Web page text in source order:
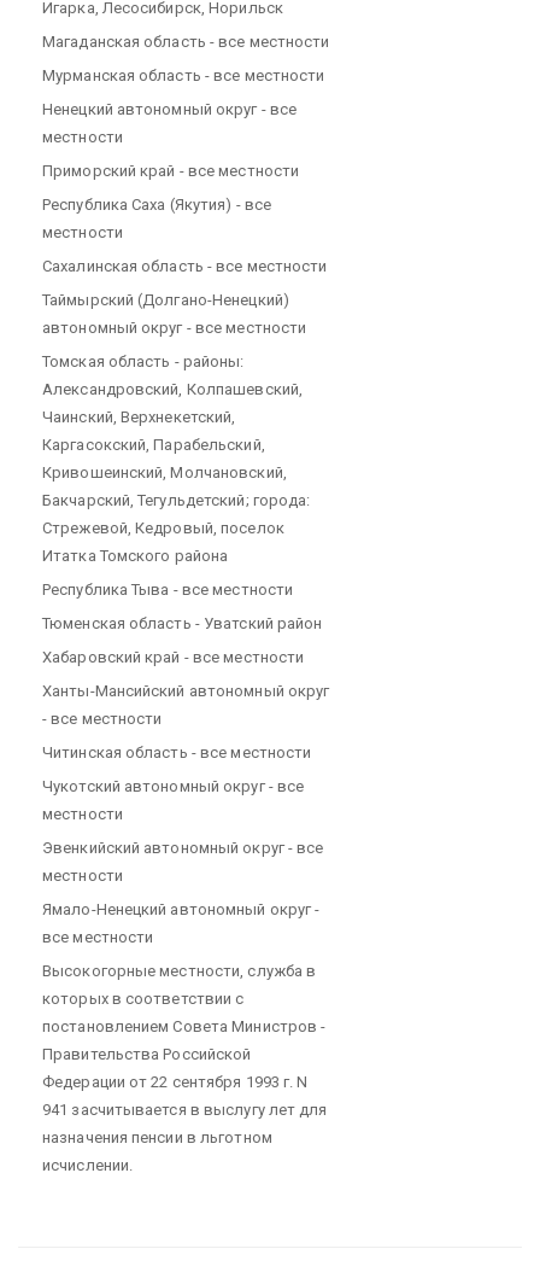
Игарка, Лесосибирск, Норильск
Магаданская область - все местности
Мурманская область - все местности
Ненецкий автономный округ - все
местности
Приморский край - все местности
Республика Саха (Якутия) - все
местности
Сахалинская область - все местности
Таймырский (Долгано-Ненецкий)
автономный округ - все местности
Томская область - районы:
Александровский, Колпашевский,
Чаинский, Верхнекетский,
Каргасокский, Парабельский,
Кривошеинский, Молчановский,
Бакчарский, Тегульдетский; города:
Стрежевой, Кедровый, поселок
Итатка Томского района
Республика Тыва - все местности
Тюменская область - Уватский район
Хабаровский край - все местности
Ханты-Мансийский автономный округ
- все местности
Читинская область - все местности
Чукотский автономный округ - все
местности
Эвенкийский автономный округ - все
местности
Ямало-Ненецкий автономный округ -
все местности
Высокогорные местности, служба в
которых в соответствии с
постановлением Совета Министров -
Правительства Российской
Федерации от 22 сентября 1993 г. N
941 засчитывается в выслугу лет для
назначения пенсии в льготном
исчислении.